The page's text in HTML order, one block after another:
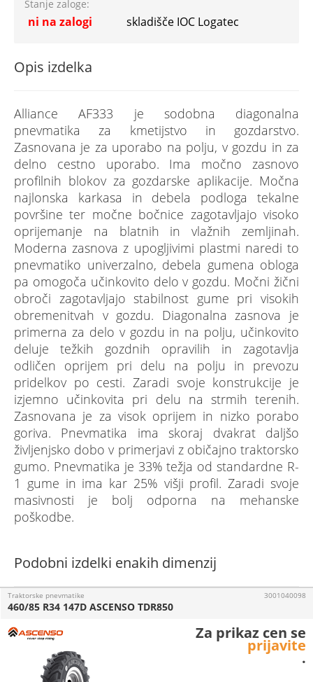
Stanje zaloge:
ni na zalogi skladišče IOC Logatec
Opis izdelka
Alliance AF333 je sodobna diagonalna
pnevmatika za kmetijstvo in gozdarstvo.
Zasnovana je za uporabo na polju, v gozdu in za
delno cestno uporabo. Ima močno zasnovo
profilnih blokov za gozdarske aplikacije. Močna
najlonska karkasa in debela podloga tekalne
površine ter močne bočnice zagotavljajo visoko
oprijemanje na blatnih in vlažnih zemljinah.
Moderna zasnova z upogljivimi plastmi naredi to
pnevmatiko univerzalno, debela gumena obloga
pa omogoča učinkovito delo v gozdu. Močni žični
obroči zagotavljajo stabilnost gume pri visokih
obremenitvah v gozdu. Diagonalna zasnova je
primerna za delo v gozdu in na polju, učinkovito
deluje težkih gozdnih opravilih in zagotavlja
odličen oprijem pri delu na polju in prevozu
pridelkov po cesti. Zaradi svoje konstrukcije je
izjemno učinkovita pri delu na strmih terenih.
Zasnovana je za visok oprijem in nizko porabo
goriva. Pnevmatika ima skoraj dvakrat daljšo
življenjsko dobo v primerjavi z običajno traktorsko
gumo. Pnevmatika je 33% težja od standardne R-
1 gume in ima kar 25% višji profil. Zaradi svoje
masivnosti je bolj odporna na mehanske
poškodbe.
Podobni izdelki enakih dimenzij
Traktorske pnevmatike
460/85 R34 147D ASCENSO TDR850
3001040098
Za prikaz cen se
prijavite
.